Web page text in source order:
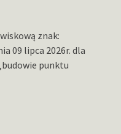
znak:
09 lipca 2026r. dla
punktu